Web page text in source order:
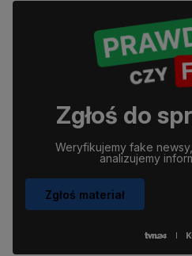
Zgłoś do
Weryfikujemy fake
analizujemy
Zgłoś materiał